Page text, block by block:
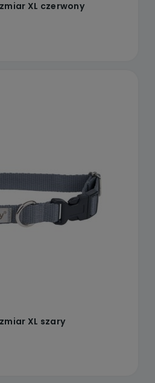
XL czerwony
XL szary